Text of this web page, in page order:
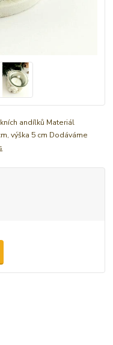
andílků Materiál
výška 5 cm Dodáváme